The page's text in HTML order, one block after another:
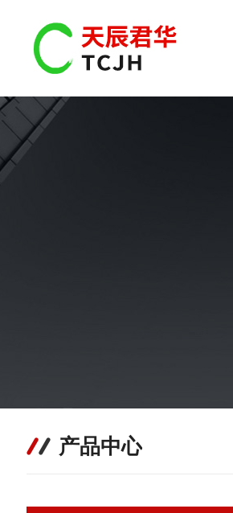
产品中心